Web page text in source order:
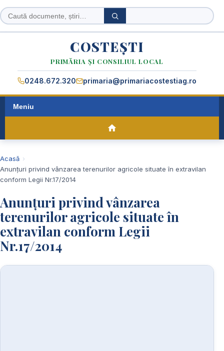
Caută
în
Caută
COSTEȘTI
PRIMĂRIA ȘI CONSILIUL LOCAL
0248.672.320 primaria@primariacostestiag.ro
Meniu
Acasă
Anunțuri privind vânzarea terenurilor agricole situate în extravilan
conform Legii Nr.17/2014
Anunțuri privind vânzarea
terenurilor agricole situate în
extravilan conform Legii
Nr.17/2014